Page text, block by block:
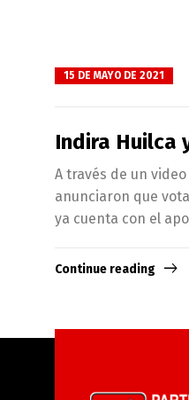
15 DE MAYO DE 2021
Indira Huilca
A través de un
anunciaron que
ya cuenta con el
Continue reading